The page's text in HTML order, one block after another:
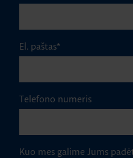
El. paštas*
Telefono numeris
Kuo mes galime Jums